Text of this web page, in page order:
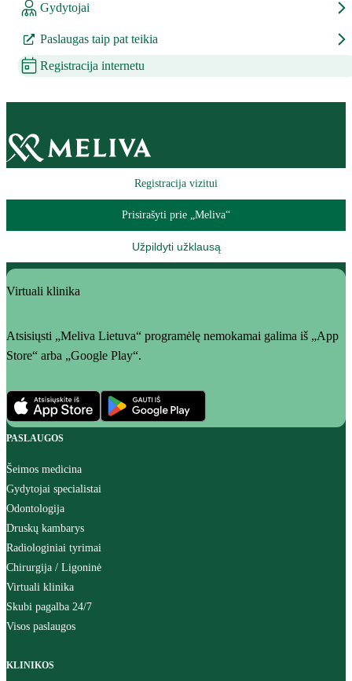
Gydytojai
Paslaugas taip pat teikia
Registracija internetu
Registracija vizitui
Prisirašyti prie „Meliva“
Užpildyti užklausą
Virtuali klinika
Atsisiųsti „Meliva Lietuva“ programėlę nemokamai galima iš „App
Store“ arba „Google Play“.
PASLAUGOS
Šeimos medicina
Gydytojai specialistai
Odontologija
Druskų kambarys
Radiologiniai tyrimai
Chirurgija / Ligoninė
Virtuali klinika
Skubi pagalba 24/7
Visos paslaugos
KLINIKOS